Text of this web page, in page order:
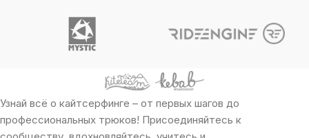
Узнай всё о кайтсерфинге – от первых шагов до
профессиональных трюков! Присоединяйтесь к